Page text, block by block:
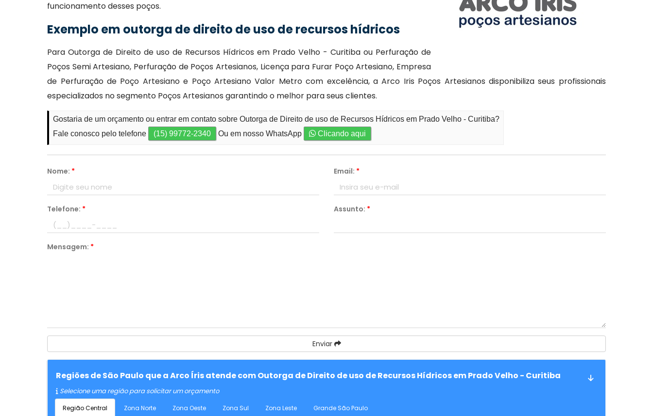
funcionamento desses poços.
Exemplo em outorga de direito de uso de recursos hídricos
Para Outorga de Direito de uso de Recursos Hídricos em Prado Velho - Curitiba ou Perfuração de
Poços Semi Artesiano, Perfuração de Poços Artesianos, Licença para Furar Poço Artesiano, Empresa
de Perfuração de Poço Artesiano e Poço Artesiano Valor Metro com excelência, a Arco Iris Poços Artesianos disponibiliza seus profissionais
especializados no segmento Poços Artesianos garantindo o melhor para seus clientes.
Gostaria de um orçamento ou entrar em contato sobre Outorga de Direito de uso de Recursos Hídricos em Prado Velho - Curitiba?
Fale conosco pelo telefone
(15) 99772-2340 Ou em nosso WhatsApp Clicando aqui
Nome: * Email: *
Telefone: * Assunto: *
Mensagem: *
Enviar
Regiões de São Paulo que a Arco Íris atende com Outorga de Direito de uso de Recursos Hídricos em Prado Velho - Curitiba
Selecione uma região para solicitar um orçamento
Região Central Zona Norte Zona Oeste Zona Sul Zona Leste Grande São Paulo